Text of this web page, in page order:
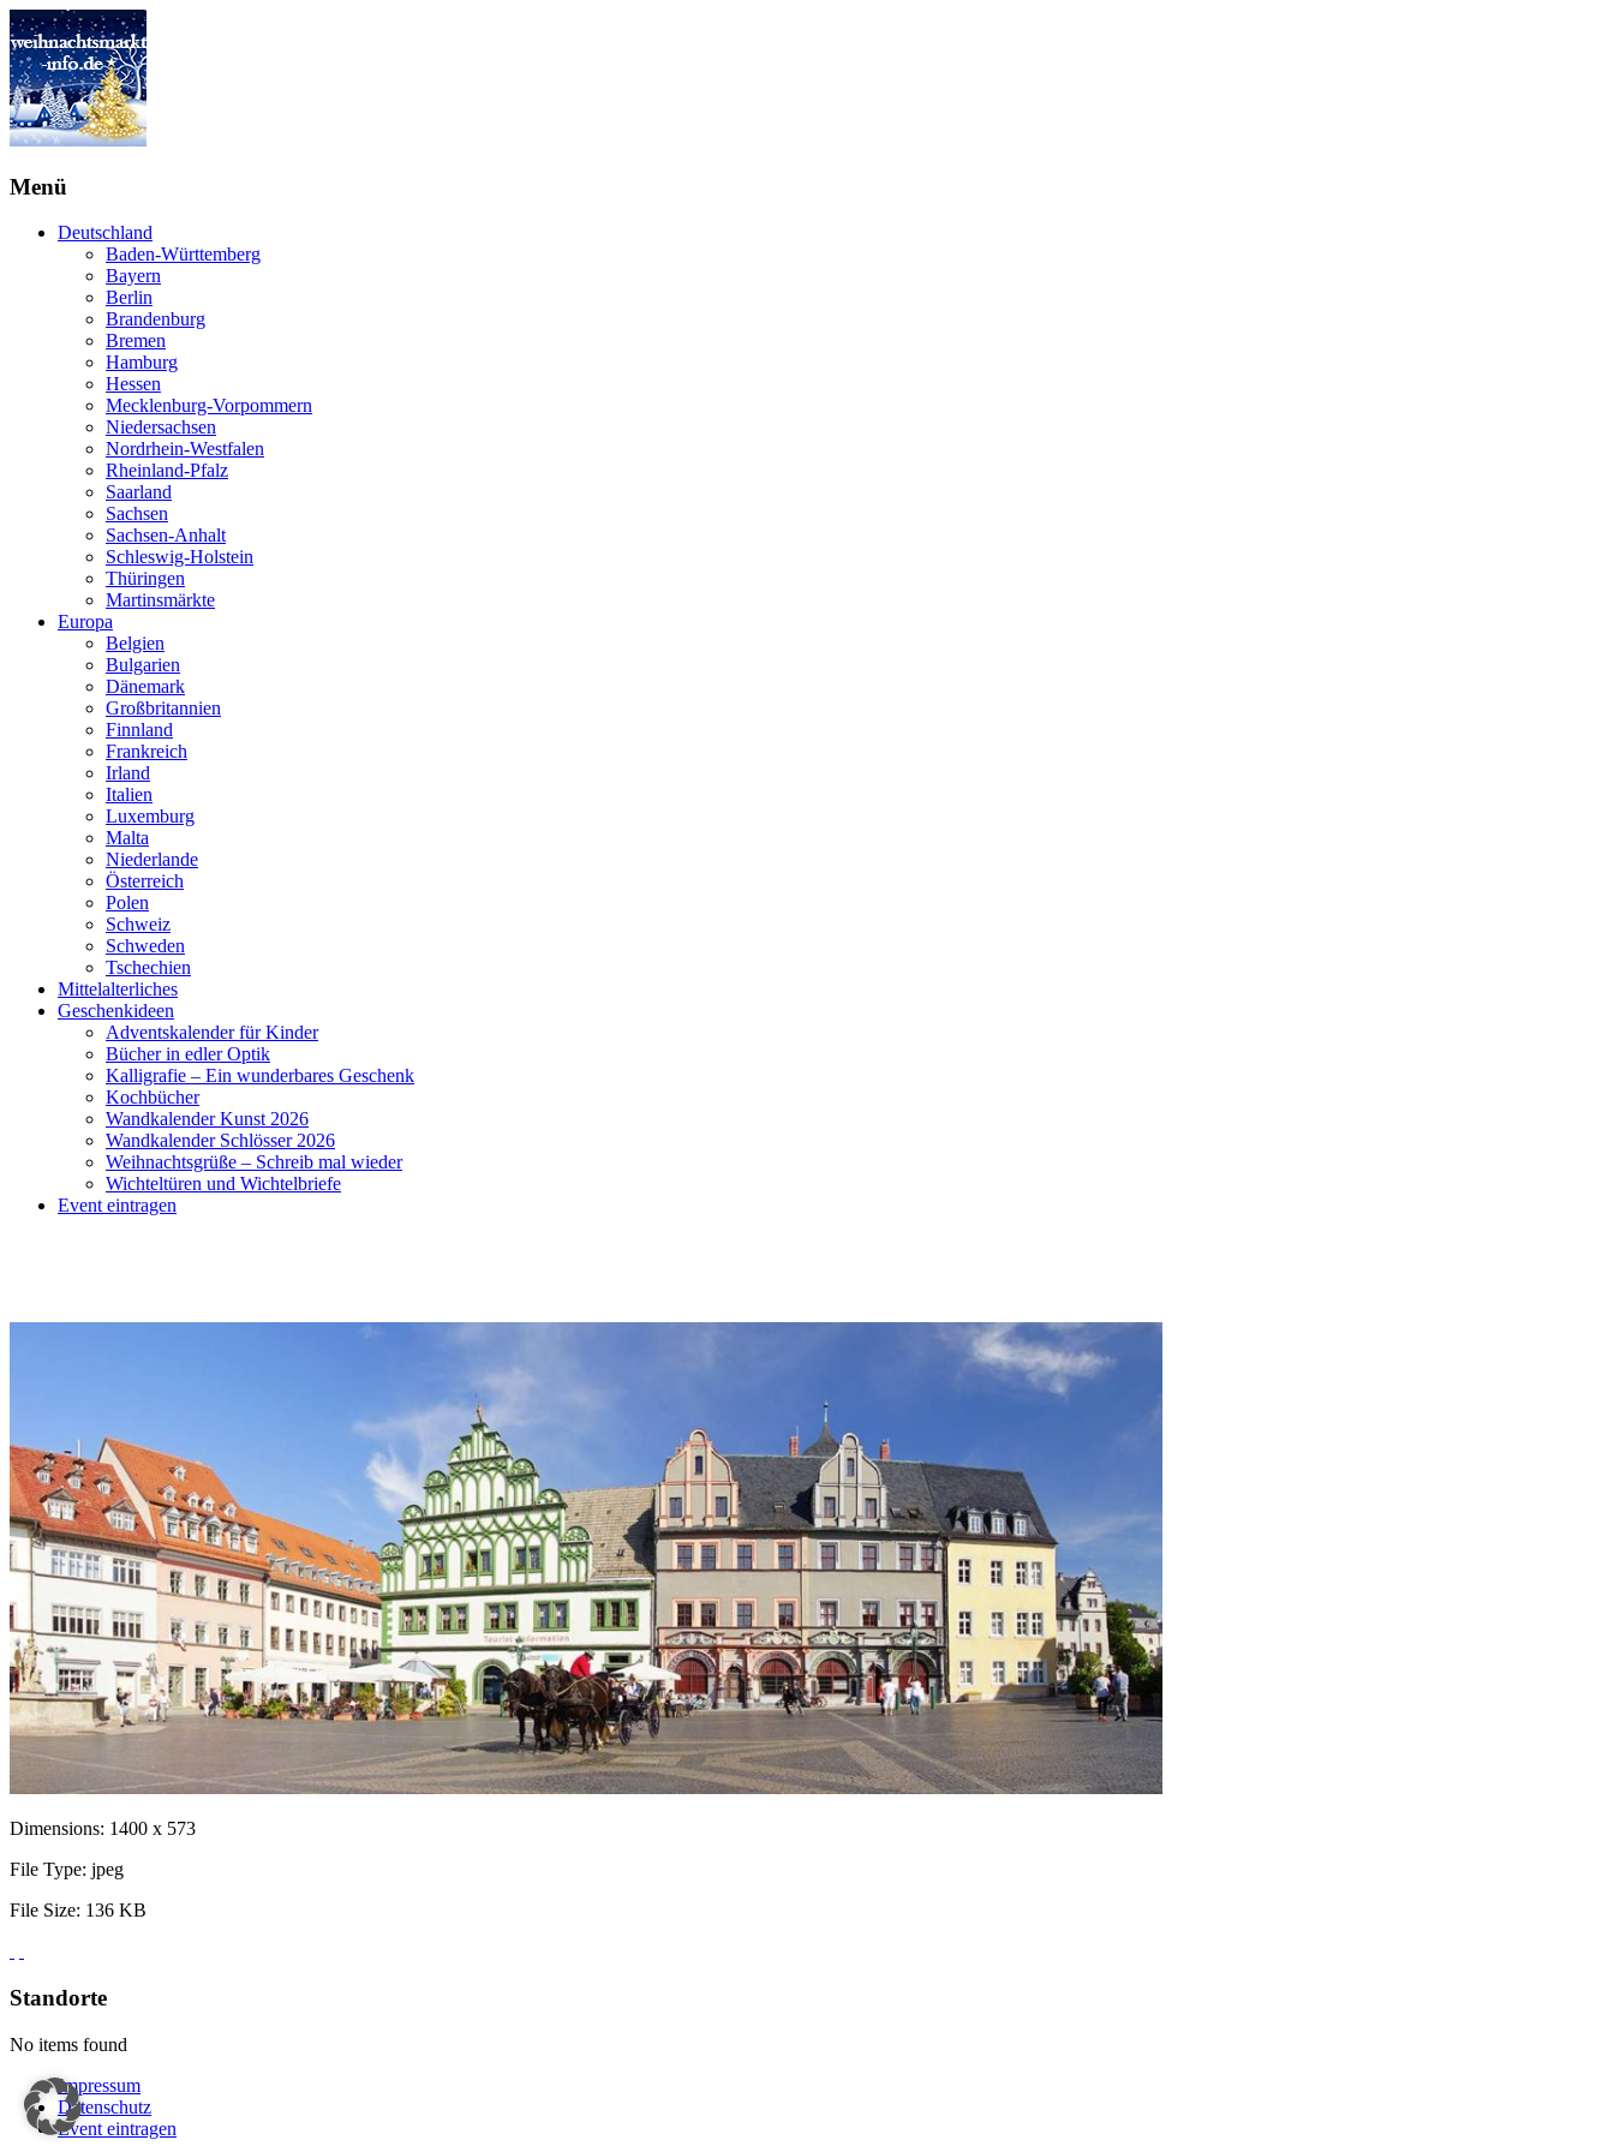
Menü
Deutschland
Baden-Württemberg
Bayern
Berlin
Brandenburg
Bremen
Hamburg
Hessen
Mecklenburg-Vorpommern
Niedersachsen
Nordrhein-Westfalen
Rheinland-Pfalz
Saarland
Sachsen
Sachsen-Anhalt
Schleswig-Holstein
Thüringen
Martinsmärkte
Europa
Belgien
Bulgarien
Dänemark
Großbritannien
Finnland
Frankreich
Irland
Italien
Luxemburg
Malta
Niederlande
Österreich
Polen
Schweiz
Schweden
Tschechien
Mittelalterliches
Geschenkideen
Adventskalender für Kinder
Bücher in edler Optik
Kalligrafie – Ein wunderbares Geschenk
Kochbücher
Wandkalender Kunst 2026
Wandkalender Schlösser 2026
Weihnachtsgrüße – Schreib mal wieder
Wichteltüren und Wichtelbriefe
Event eintragen
Dimensions: 1400 x 573
File Type: jpeg
File Size: 136 KB
Standorte
No items found
Impressum
Datenschutz
Event eintragen